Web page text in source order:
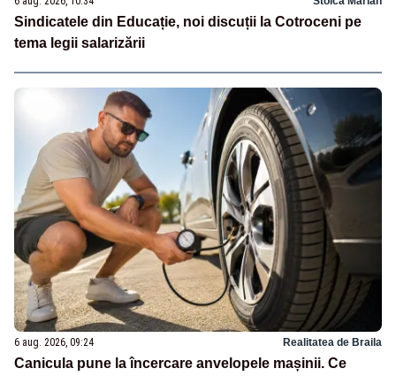
Sindicatele din Educație, noi discuții la Cotroceni pe
tema legii salarizării
6 aug. 2026, 09:24 Realitatea de Braila
Canicula pune la încercare anvelopele mașinii. Ce